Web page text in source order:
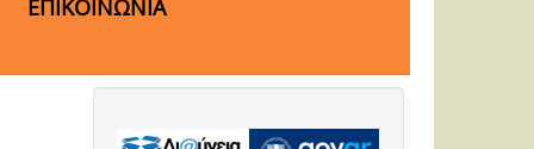
ΕΠΙΚΟΙΝΩΝΙΑ